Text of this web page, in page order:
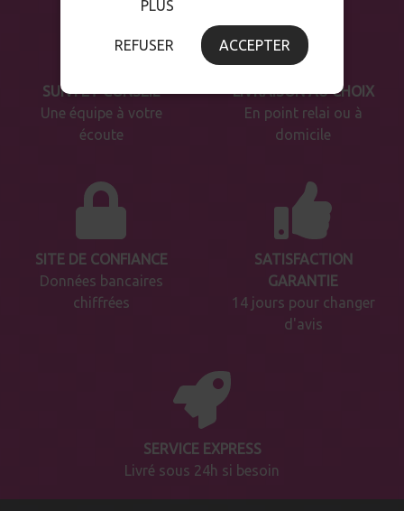
SUIVI ET CONSEIL
Une équipe à votre
écoute
LIVRAISON AU CHOIX
En point relai ou à
domicile
SITE DE CONFIANCE
Données bancaires
chiffrées
SATISFACTION
GARANTIE
14 jours pour changer
d'avis
SERVICE EXPRESS
Livré sous 24h si besoin
PLUS
REFUSER ACCEPTER